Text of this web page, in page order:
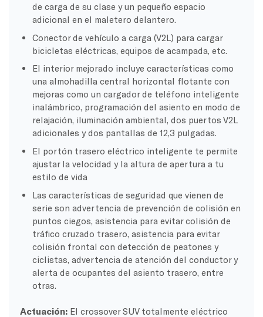
de carga de su clase y un pequeño espacio
adicional en el maletero delantero.
Conector de vehículo a carga (V2L) para cargar
bicicletas eléctricas, equipos de acampada, etc.
El interior mejorado incluye características como
una almohadilla central horizontal flotante con
mejoras como un cargador de teléfono inteligente
inalámbrico, programación del asiento en modo de
relajación, iluminación ambiental, dos puertos V2L
adicionales y dos pantallas de 12,3 pulgadas.
El portón trasero eléctrico inteligente te permite
ajustar la velocidad y la altura de apertura a tu
estilo de vida
Las características de seguridad que vienen de
serie son advertencia de prevención de colisión en
puntos ciegos, asistencia para evitar colisión de
tráfico cruzado trasero, asistencia para evitar
colisión frontal con detección de peatones y
ciclistas, advertencia de atención del conductor y
alerta de ocupantes del asiento trasero, entre
otras.
Actuación:El crossover SUV totalmente eléctrico